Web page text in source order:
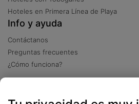
Hoteles en Primera Línea de Playa
Info y ayuda
Contáctanos
Preguntas frecuentes
¿Cómo funciona?